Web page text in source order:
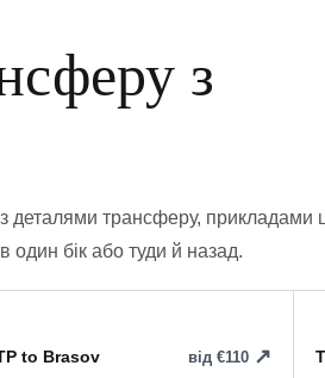
з
деталями трансферу, прикладами
бік або туди й назад.
to Brasov від €110